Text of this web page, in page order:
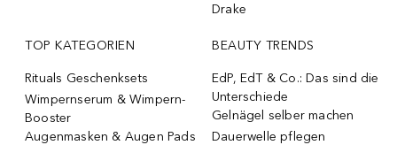
Drake
TOP KATEGORIEN
Rituals Geschenksets
Wimpernserum & Wimpern-
Booster
Augenmasken & Augen Pads
BEAUTY TRENDS
EdP, EdT & Co.: Das sind die
Unterschiede
Gelnägel selber machen
Dauerwelle pflegen